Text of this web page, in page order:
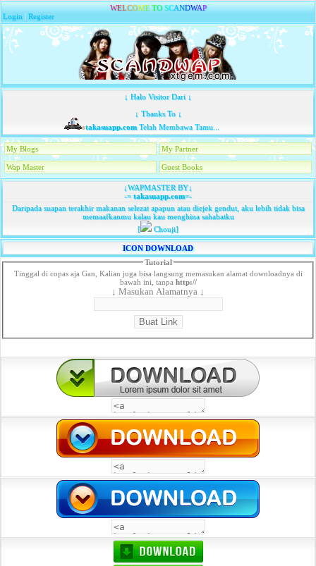
WELCOME TO SCANDWAP
Login |Register
↓ Halo Visitor Dari ↓
↓ Thanks To ↓
takasuapp.comTelah Membawa Tamu...
My Blogs My Partner
Wap Master Guest Books
↓WAPMASTER BY↓
-=takasuapp.com=-
Daripada suapan terakhir makanan selezat apapun atau diejek gendut, aku lebih tidak bisa
memaafkanmu kalau kau menghina sahabatku
[
Chouji]
ICON DOWNLOAD
Tutorial
Tinggal di copas aja Gan, Kalian juga bisa langsung memasukan alamat downloadnya di
bawah ini, tanpa http://
↓ Masukan Alamatnya ↓